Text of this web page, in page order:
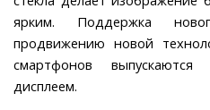
ярким. Поддержка
продвижению новой
смартфонов
дисплеем.